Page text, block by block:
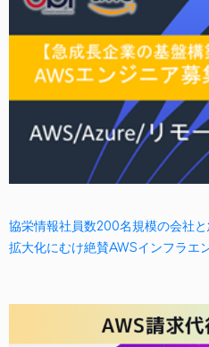
協栄情報社員数200名規模の会社
拡大化にむけ絶賛AWSインフラエ